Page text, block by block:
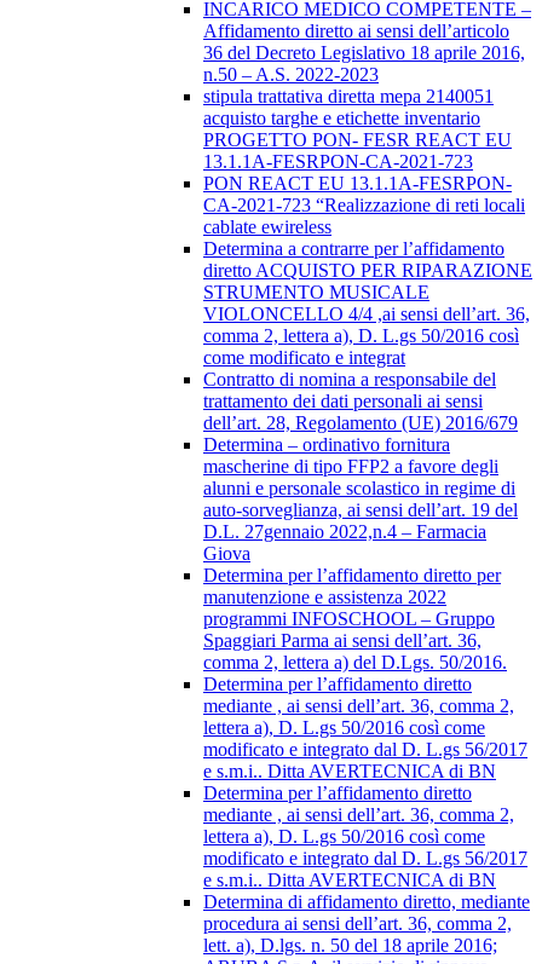
INCARICO MEDICO COMPETENTE –
Affidamento diretto ai sensi dell’articolo
36 del Decreto Legislativo 18 aprile 2016,
n.50 – A.S. 2022-2023
stipula trattativa diretta mepa 2140051
acquisto targhe e etichette inventario
PROGETTO PON- FESR REACT EU
13.1.1A-FESRPON-CA-2021-723
PON REACT EU 13.1.1A-FESRPON-
CA-2021-723 “Realizzazione di reti locali
cablate ewireless
Determina a contrarre per l’affidamento
diretto ACQUISTO PER RIPARAZIONE
STRUMENTO MUSICALE
VIOLONCELLO 4/4 ,ai sensi dell’art. 36,
comma 2, lettera a), D. L.gs 50/2016 così
come modificato e integrat
Contratto di nomina a responsabile del
trattamento dei dati personali ai sensi
dell’art. 28, Regolamento (UE) 2016/679
Determina – ordinativo fornitura
mascherine di tipo FFP2 a favore degli
alunni e personale scolastico in regime di
auto-sorveglianza, ai sensi dell’art. 19 del
D.L. 27gennaio 2022,n.4 – Farmacia
Giova
Determina per l’affidamento diretto per
manutenzione e assistenza 2022
programmi INFOSCHOOL – Gruppo
Spaggiari Parma ai sensi dell’art. 36,
comma 2, lettera a) del D.Lgs. 50/2016.
Determina per l’affidamento diretto
mediante , ai sensi dell’art. 36, comma 2,
lettera a), D. L.gs 50/2016 così come
modificato e integrato dal D. L.gs 56/2017
e s.m.i.. Ditta AVERTECNICA di BN
Determina per l’affidamento diretto
mediante , ai sensi dell’art. 36, comma 2,
lettera a), D. L.gs 50/2016 così come
modificato e integrato dal D. L.gs 56/2017
e s.m.i.. Ditta AVERTECNICA di BN
Determina di affidamento diretto, mediante
procedura ai sensi dell’art. 36, comma 2,
lett. a), D.lgs. n. 50 del 18 aprile 2016;